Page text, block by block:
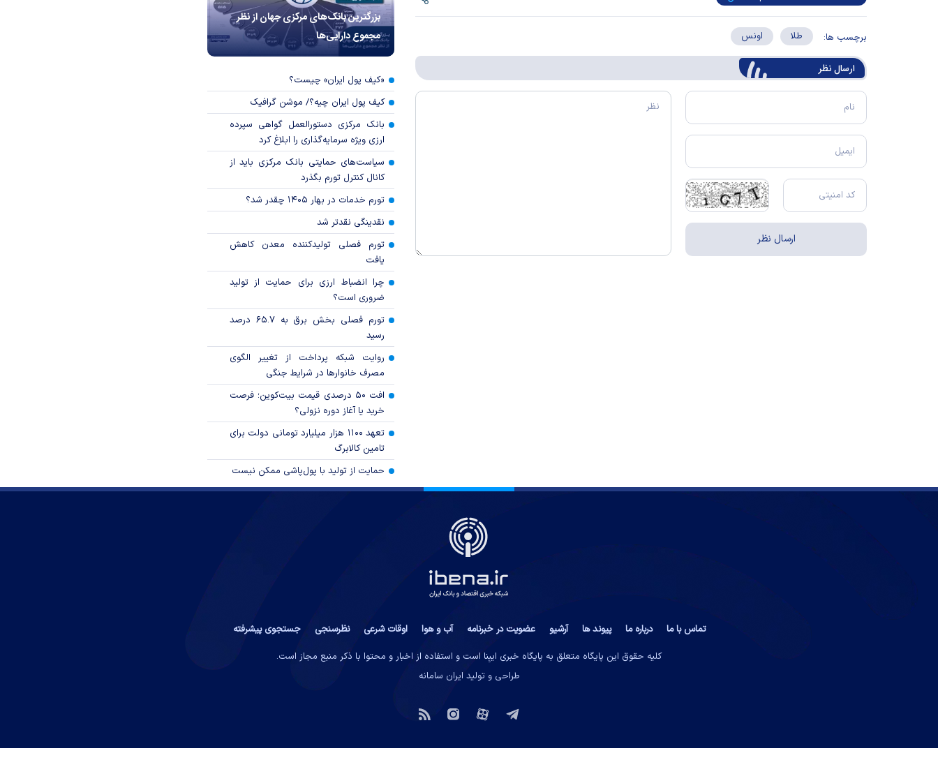
برچسب ها: طلا اونس
ارسال‌ نظر
بزرگترین بانک‌های مرکزی جهان از نظر
مجموع دارایی‌ها
«کیف پول ایران» چیست؟
کیف پول ایران چیه؟/ موشن گرافیک
بانک مرکزی دستورالعمل گواهی سپرده
ارزی ویژه سرمایه‌گذاری را ابلاغ کرد
سیاست‌های حمایتی بانک مرکزی باید از
کانال کنترل تورم بگذرد
تورم خدمات در بهار ۱۴۰۵ چقدر شد؟
نقدینگی نقدتر شد
تورم فصلی تولیدکننده معدن کاهش
یافت
چرا انضباط ارزی برای حمایت از تولید
ضروری است؟
تورم فصلی بخش برق به ۶۵.۷ درصد
رسید
روایت شبکه پرداخت از تغییر الگوی
مصرف خانوار‌ها در شرایط جنگی
افت ۵۰ درصدی قیمت بیت‌کوین؛ فرصت
خرید یا آغاز دوره نزولی؟
تعهد ۱۱۰۰ هزار میلیارد تومانی دولت برای
تامین کالابرگ
حمایت از تولید با پول‌پاشی ممکن نیست
تماس با ما درباره ما پیوند ها آرشیو عضویت در خبرنامه آب و هوا اوقات شرعی نظرسنجی
جستجوی پیشرفته
کلیه حقوق این پایگاه متعلق به پایگاه خبری ایبِنا است و استفاده از اخبار و محتوا با ذکر منبع مجاز است.
طراحی و تولید ایران سامانه